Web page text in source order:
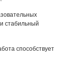
стабильный
способствует